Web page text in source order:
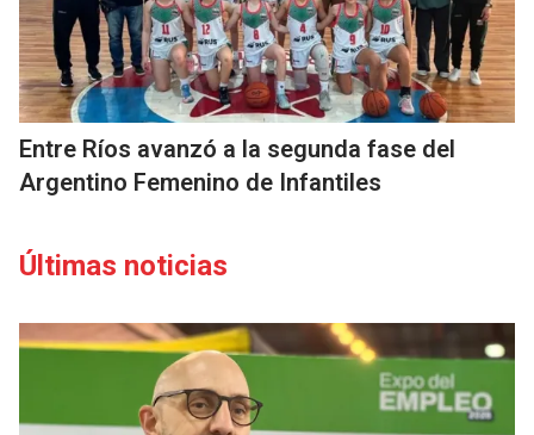
Entre Ríos avanzó a la segunda fase del
Argentino Femenino de Infantiles
Últimas noticias